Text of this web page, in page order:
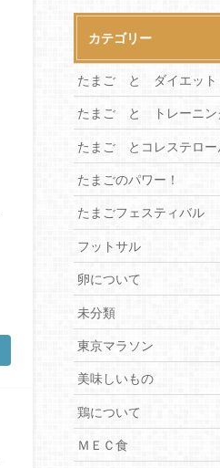
カテゴリー
たまご と ダイエット
たまご と トレーニン
たまご とコレステロー
たまごのパワー！
たまごフェスティバル
フットサル
卵について
未分類
東京マラソン
美味しいもの
鶏について
ＭＥＣ食